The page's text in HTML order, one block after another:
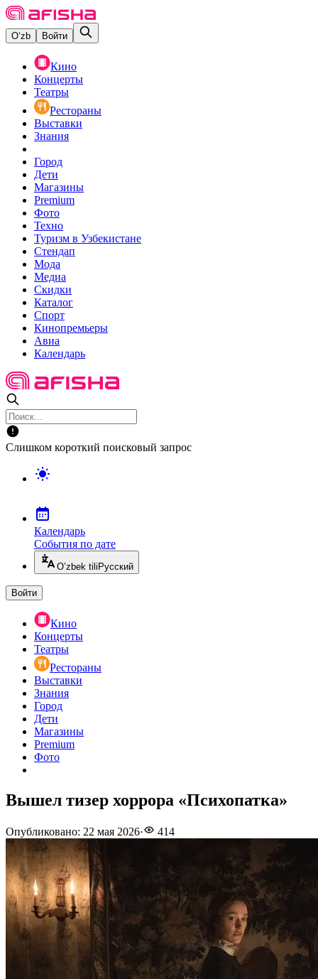
O‘zb Войти
Кино
Концерты
Театры
Рестораны
Выставки
Знания
Город
Дети
Магазины
Premium
Фото
Техно
Туризм в Узбекистане
Стендап
Мода
Медиа
Скидки
Каталог
Спорт
Кинопремьеры
Авиа
Календарь
Слишком короткий поисковый запрос
Календарь
События по дате
O’zbek tili Русский
Войти
Кино
Концерты
Театры
Рестораны
Выставки
Знания
Город
Дети
Магазины
Premium
Фото
Вышел тизер хоррора «Психопатка»
Опубликовано: 22 мая 2026· 414